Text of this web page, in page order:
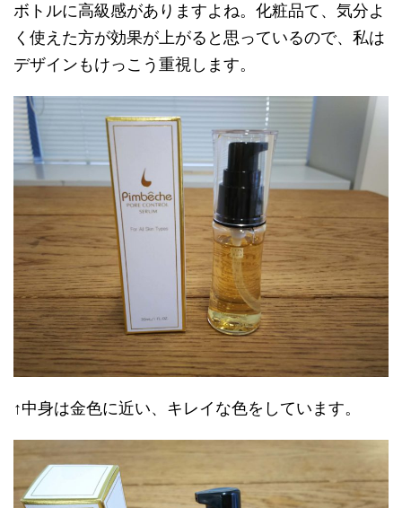
ボトルに高級感がありますよね。化粧品て、気分よ
く使えた方が効果が上がると思っているので、私は
デザインもけっこう重視します。
↑中身は金色に近い、キレイな色をしています。